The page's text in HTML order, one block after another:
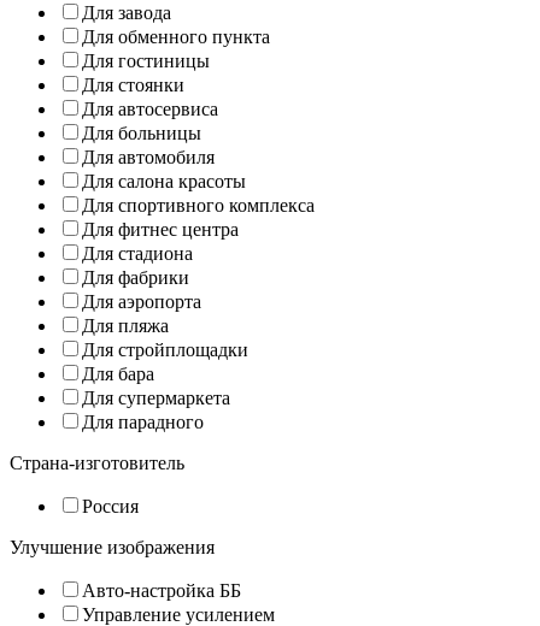
Для завода
Для обменного пункта
Для гостиницы
Для стоянки
Для автосервиса
Для больницы
Для автомобиля
Для салона красоты
Для спортивного комплекса
Для фитнес центра
Для стадиона
Для фабрики
Для аэропорта
Для пляжа
Для стройплощадки
Для бара
Для супермаркета
Для парадного
Страна-изготовитель
Россия
Улучшение изображения
Авто-настройка ББ
Управление усилением